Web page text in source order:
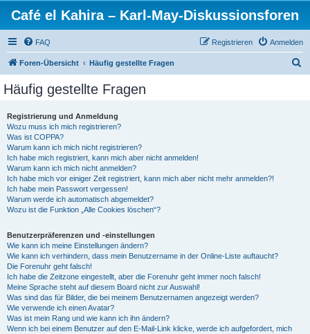
Café el Kahira – Karl-May-Diskussionsforen
FAQ Anmelden
Registrieren
Foren-Übersicht Häufig gestellte Fragen
Häufig gestellte Fragen
Registrierung und Anmeldung
Wozu muss ich mich registrieren?
Was ist COPPA?
Warum kann ich mich nicht registrieren?
Ich habe mich registriert, kann mich aber nicht anmelden!
Warum kann ich mich nicht anmelden?
Ich habe mich vor einiger Zeit registriert, kann mich aber nicht mehr anmelden?!
Ich habe mein Passwort vergessen!
Warum werde ich automatisch abgemeldet?
Wozu ist die Funktion „Alle Cookies löschen“?
Benutzerpräferenzen und -einstellungen
Wie kann ich meine Einstellungen ändern?
Wie kann ich verhindern, dass mein Benutzername in der Online-Liste auftaucht?
Die Forenuhr geht falsch!
Ich habe die Zeitzone eingestellt, aber die Forenuhr geht immer noch falsch!
Meine Sprache steht auf diesem Board nicht zur Auswahl!
Was sind das für Bilder, die bei meinem Benutzernamen angezeigt werden?
Wie verwende ich einen Avatar?
Was ist mein Rang und wie kann ich ihn ändern?
Wenn ich bei einem Benutzer auf den E-Mail-Link klicke, werde ich aufgefordert, mich